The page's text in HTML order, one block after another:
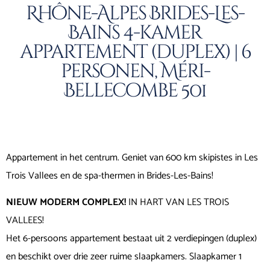
Rhône-Alpes Brides-Les-
Bains 4-kamer
appartement (duplex) | 6
personen, Méri-
Bellecombe 501
Appartement in het centrum. Geniet van 600 km skipistes in Les
Trois Vallees en de spa-thermen in Brides-Les-Bains!
NIEUW MODERM COMPLEX!IN HART VAN LES TROIS
VALLEES!
Het 6-persoons appartement bestaat uit 2 verdiepingen (duplex)
en beschikt over drie zeer ruime slaapkamers. Slaapkamer 1